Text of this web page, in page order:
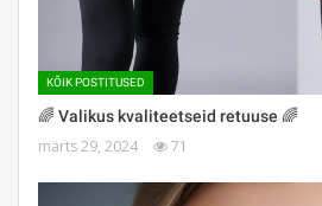
KÕIK POSTITUSED
🌈 Valikus kvaliteetseid retuuse 🌈
märts 29, 2024 71